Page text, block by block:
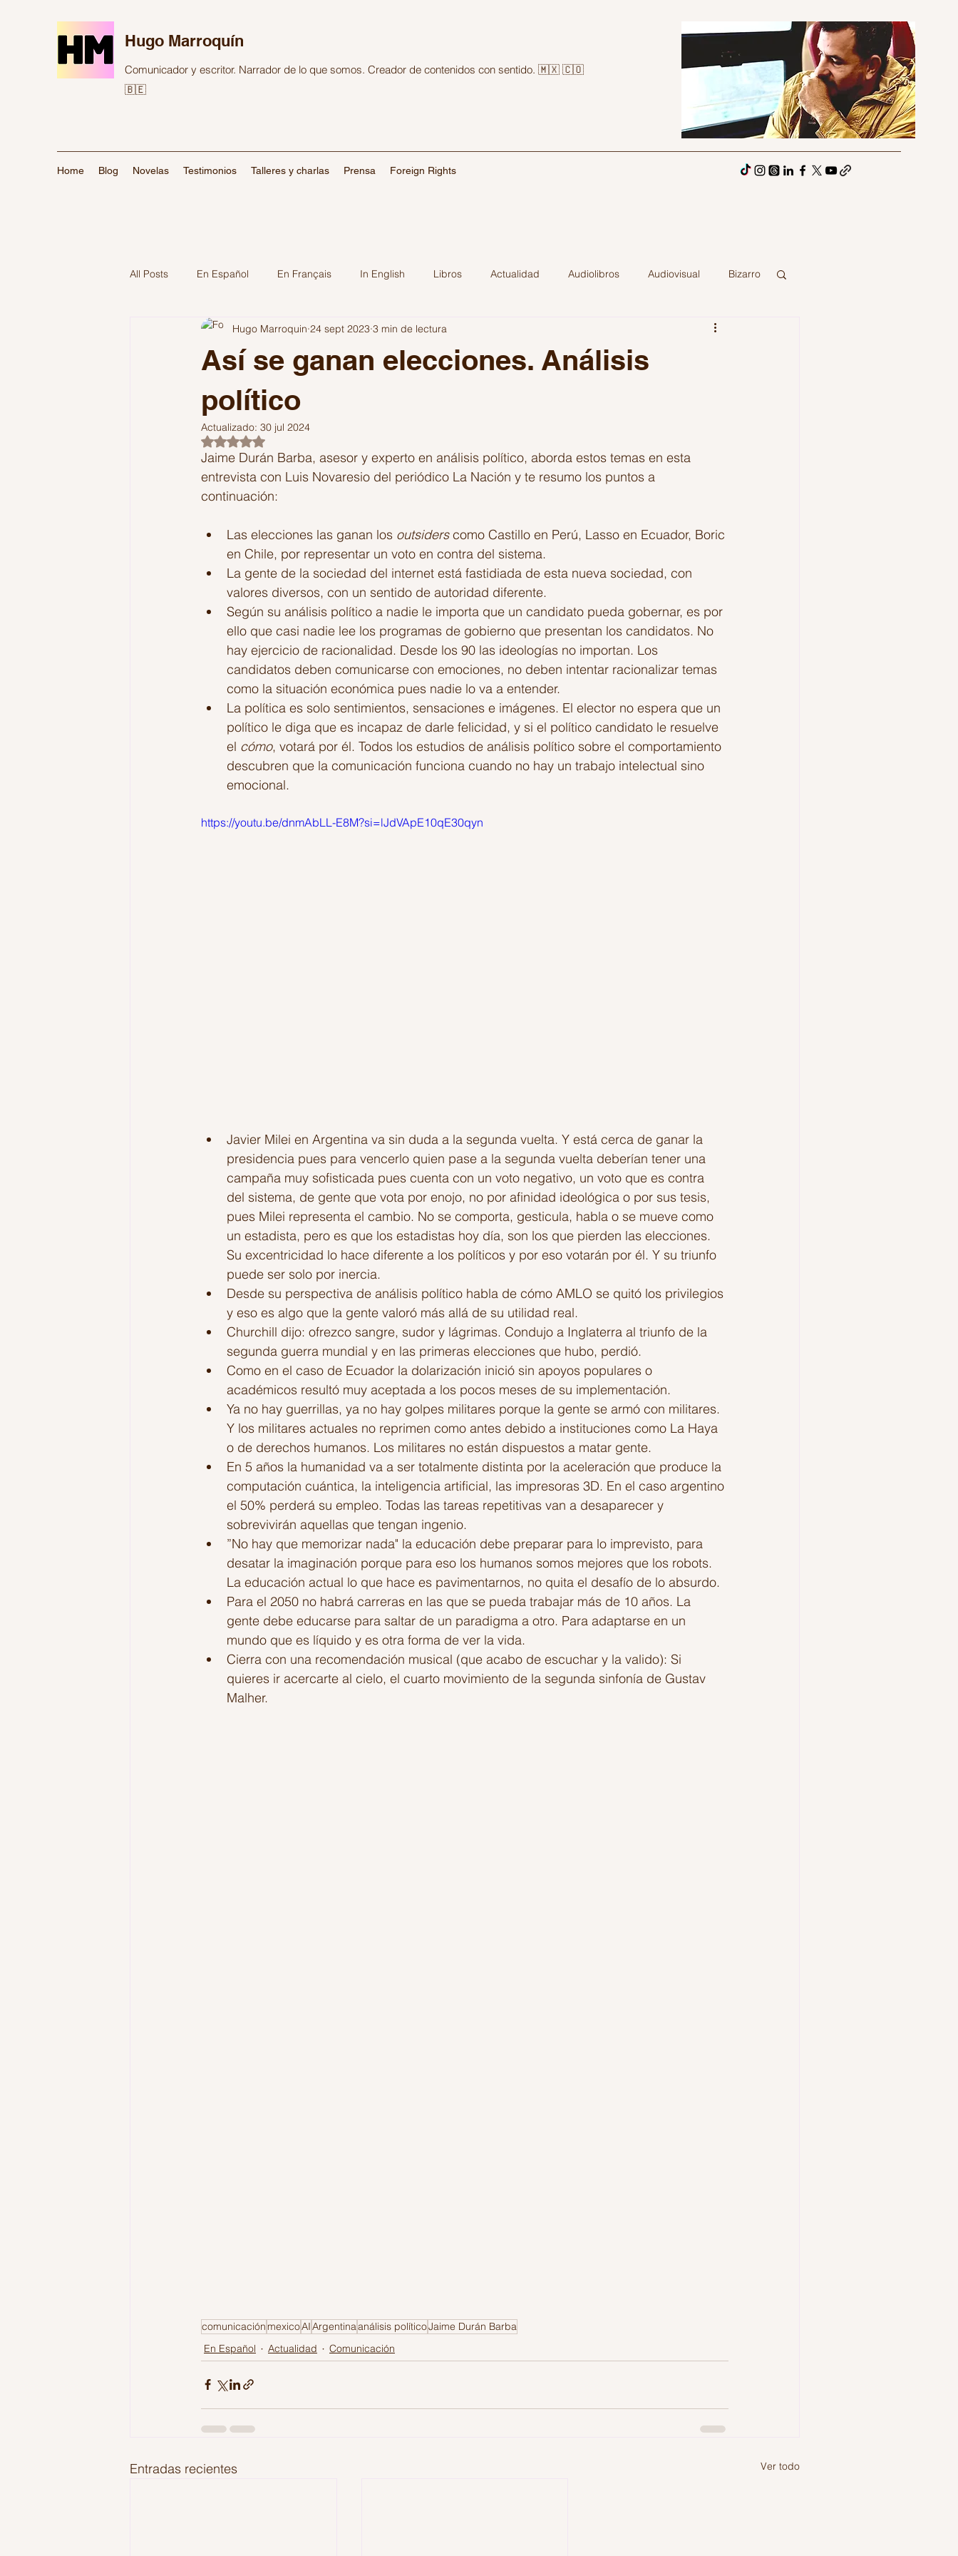
Hugo Marroquín
Comunicador y escritor. Narrador de lo que somos. Creador de contenidos con sentido. 🇲🇽 🇨🇴
🇧🇪
Home Blog Novelas Testimonios Talleres y charlas Prensa Foreign Rights
All Posts En Español En Français In English Libros Actualidad Audiolibros Audiovisual Bizarro
Comunicación Colombia Escribir Festivales
Podcast
Así se ganan elecciones. Análisis
político
Hugo Marroquin 24 sept 2023 3 min de lectura
Actualizado: 30 jul 2024
Obtuvo NaN de 5 estrellas.
Jaime Durán Barba, asesor y experto en análisis político, aborda estos temas en esta
entrevista con Luis Novaresio del periódico La Nación y te resumo los puntos a
continuación:
Las elecciones las ganan los outsiders como Castillo en Perú, Lasso en Ecuador, Boric
en Chile, por representar un voto en contra del sistema.
La gente de la sociedad del internet está fastidiada de esta nueva sociedad, con
valores diversos, con un sentido de autoridad diferente.
Según su análisis político a nadie le importa que un candidato pueda gobernar, es por
ello que casi nadie lee los programas de gobierno que presentan los candidatos. No
hay ejercicio de racionalidad. Desde los 90 las ideologías no importan. Los
candidatos deben comunicarse con emociones, no deben intentar racionalizar temas
como la situación económica pues nadie lo va a entender.
La política es solo sentimientos, sensaciones e imágenes. El elector no espera que un
político le diga que es incapaz de darle felicidad, y si el político candidato le resuelve
el cómo, votará por él. Todos los estudios de análisis político sobre el comportamiento
descubren que la comunicación funciona cuando no hay un trabajo intelectual sino
emocional.
https://youtu.be/dnmAbLL-E8M?si=lJdVApE10qE30qyn
Javier Milei en Argentina va sin duda a la segunda vuelta. Y está cerca de ganar la
presidencia pues para vencerlo quien pase a la segunda vuelta deberían tener una
campaña muy sofisticada pues cuenta con un voto negativo, un voto que es contra
del sistema, de gente que vota por enojo, no por afinidad ideológica o por sus tesis,
pues Milei representa el cambio. No se comporta, gesticula, habla o se mueve como
un estadista, pero es que los estadistas hoy día, son los que pierden las elecciones.
Su excentricidad lo hace diferente a los políticos y por eso votarán por él. Y su triunfo
puede ser solo por inercia.
Desde su perspectiva de análisis político habla de cómo AMLO se quitó los privilegios
y eso es algo que la gente valoró más allá de su utilidad real.
Churchill dijo: ofrezco sangre, sudor y lágrimas. Condujo a Inglaterra al triunfo de la
segunda guerra mundial y en las primeras elecciones que hubo, perdió.
Como en el caso de Ecuador la dolarización inició sin apoyos populares o
académicos resultó muy aceptada a los pocos meses de su implementación.
Ya no hay guerrillas, ya no hay golpes militares porque la gente se armó con militares.
Y los militares actuales no reprimen como antes debido a instituciones como La Haya
o de derechos humanos. Los militares no están dispuestos a matar gente.
En 5 años la humanidad va a ser totalmente distinta por la aceleración que produce la
computación cuántica, la inteligencia artificial, las impresoras 3D. En el caso argentino
el 50% perderá su empleo. Todas las tareas repetitivas van a desaparecer y
sobrevivirán aquellas que tengan ingenio.
”No hay que memorizar nada" la educación debe preparar para lo imprevisto, para
desatar la imaginación porque para eso los humanos somos mejores que los robots.
La educación actual lo que hace es pavimentarnos, no quita el desafío de lo absurdo.
Para el 2050 no habrá carreras en las que se pueda trabajar más de 10 años. La
gente debe educarse para saltar de un paradigma a otro. Para adaptarse en un
mundo que es líquido y es otra forma de ver la vida.
Cierra con una recomendación musical (que acabo de escuchar y la valido): Si
quieres ir acercarte al cielo, el cuarto movimiento de la segunda sinfonía de Gustav
Malher.
comunicaciónmexicoAIArgentinaanálisis políticoJaime Durán Barba
En Español
Actualidad Comunicación
Entradas recientes Ver todo